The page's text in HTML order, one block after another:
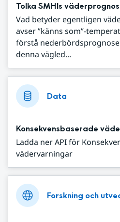
Tolka SMHIs
Vad betyder egentligen
avser ”känns som”-
förstå
denna vägled...
Data
Konsekvensbaserade
Ladda ner API för
vädervarningar
Forskning och